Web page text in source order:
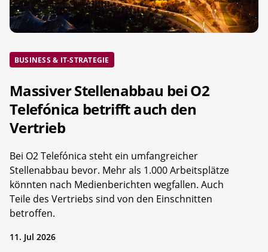
BUSINESS & IT-STRATEGIE
Massiver Stellenabbau bei O2
Telefónica betrifft auch den
Vertrieb
Bei O2 Telefónica steht ein umfangreicher
Stellenabbau bevor. Mehr als 1.000 Arbeitsplätze
könnten nach Medienberichten wegfallen. Auch
Teile des Vertriebs sind von den Einschnitten
betroffen.
11. Jul 2026